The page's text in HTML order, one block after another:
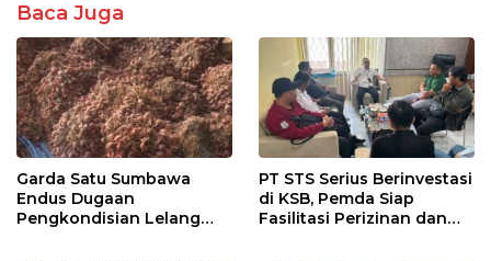
Baca Juga
Garda Satu Sumbawa
Endus Dugaan
Pengkondisian Lelang
PT STS Serius Berinvestasi
di KSB, Pemda Siap
Fasilitasi Perizinan dan